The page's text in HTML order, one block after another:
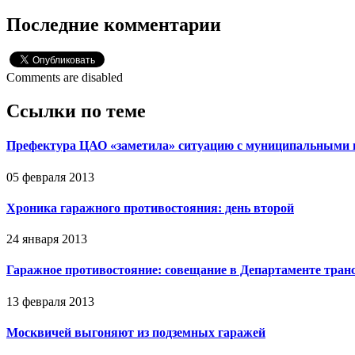
Последние комментарии
Comments are disabled
Ссылки по теме
Префектура ЦАО «заметила» ситуацию с муниципальными
05 февраля 2013
Хроника гаражного противостояния: день второй
24 января 2013
Гаражное противостояние: совещание в Департаменте
13 февраля 2013
Москвичей выгоняют из подземных гаражей